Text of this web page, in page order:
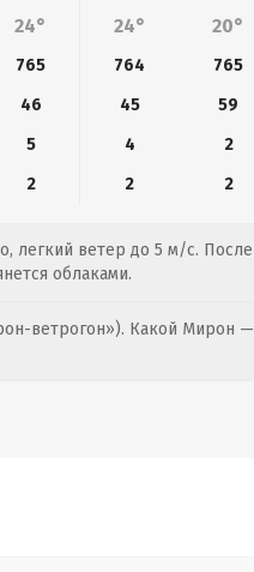
24° 24° 20°
765 764
765
46 45
59
5 4
2
2 2 2
легкий ветер до 5 м/с. После
облаками.
ветрогон»). Какой Мирон —